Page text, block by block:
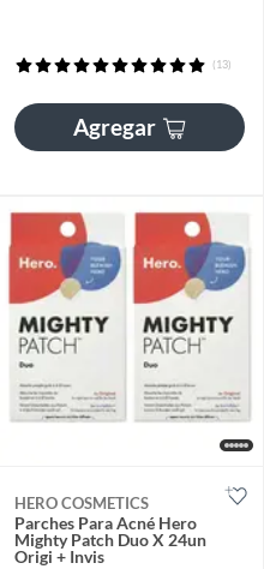
(13)
Agregar
HERO COSMETICS
Parches Para Acné Hero
Mighty Patch Duo X 24un
Origi + Invis